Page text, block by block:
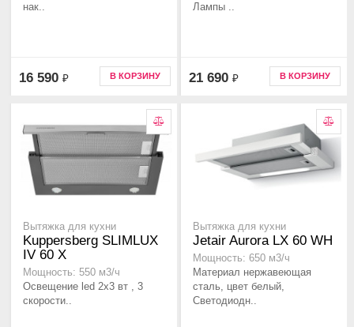
нак..
16 590 ₽ В КОРЗИНУ
Лампы ..
21 690 ₽ В КОРЗИНУ
Вытяжка для кухни
Kuppersberg SLIMLUX
IV 60 X
Мощность: 550 м3/ч
Освещение led 2х3 вт , 3
скорости..
Вытяжка для кухни
Jetair Aurora LX 60 WH
Мощность: 650 м3/ч
Материал нержавеющая
сталь, цвет белый,
Светодиодн..